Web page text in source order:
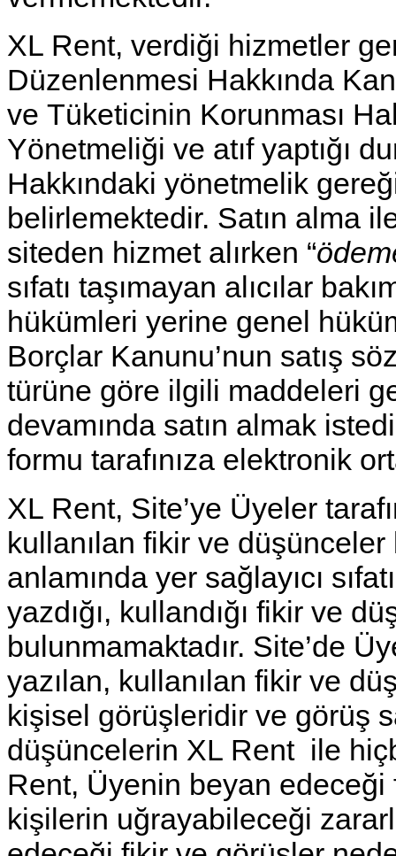
XL Rent, verdiği hizmetler
Düzenlenmesi Hakkında
ve Tüketicinin Korunması
Yönetmeliği ve atıf yaptığı
Hakkındaki yönetmelik
belirlemektedir. Satın alma
siteden hizmet alırken “
sıfatı taşımayan alıcılar
hükümleri yerine genel
Borçlar Kanunu’nun satış
türüne göre ilgili maddeleri
devamında satın almak
formu tarafınıza elektronik
XL Rent, Site’ye Üyeler
kullanılan fikir ve düşünceler
anlamında yer sağlayıcı
yazdığı, kullandığı fikir ve
bulunmamaktadır. Site’de
yazılan, kullanılan fikir ve
kişisel görüşleridir ve görüş
düşüncelerin XL Rent ile
Rent, Üyenin beyan
kişilerin uğrayabileceği